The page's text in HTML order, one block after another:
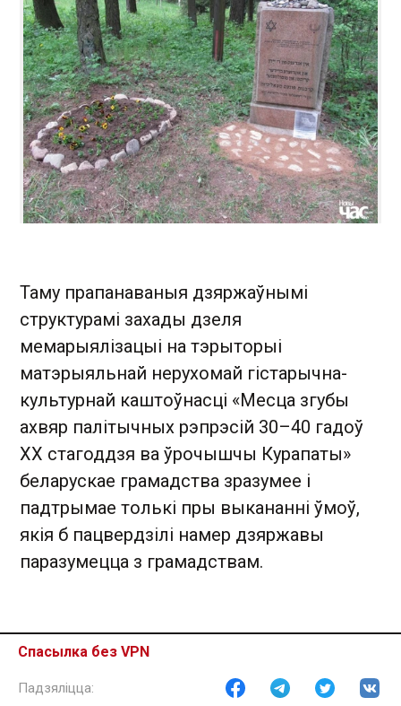
Таму прапанаваныя дзяржаўнымі
структурамі захады дзеля
мемарыялізацыі на тэрыторыі
матэрыяльнай нерухомай гістарычна-
культурнай каштоўнасці «Месца згубы
ахвяр палітычных рэпрэсій 30–40 гадоў
ХХ стагоддзя ва ўрочышчы Курапаты»
беларускае грамадства зразумее і
падтрымае толькі пры выкананні ўмоў,
якія б пацвердзілі намер дзяржавы
паразумецца з грамадствам.
Ці мажлівая супраца
грамадства і ўладаў па
Спасылка без VPN